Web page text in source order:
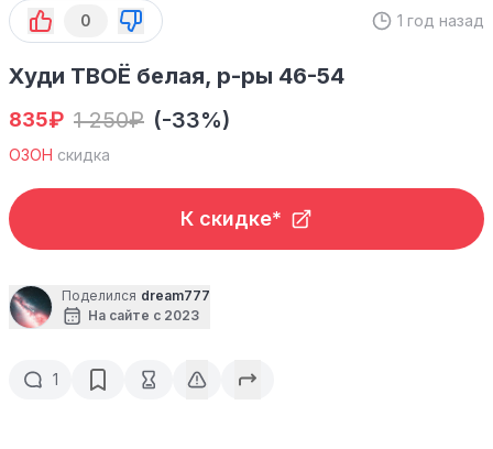
0 1 год назад
Худи ТВОЁ белая, р-ры 46-54
835₽ 1 250₽ (-33%)
ОЗОН скидка
К скидке*
Поделился dream777
На сайте с 2023
1